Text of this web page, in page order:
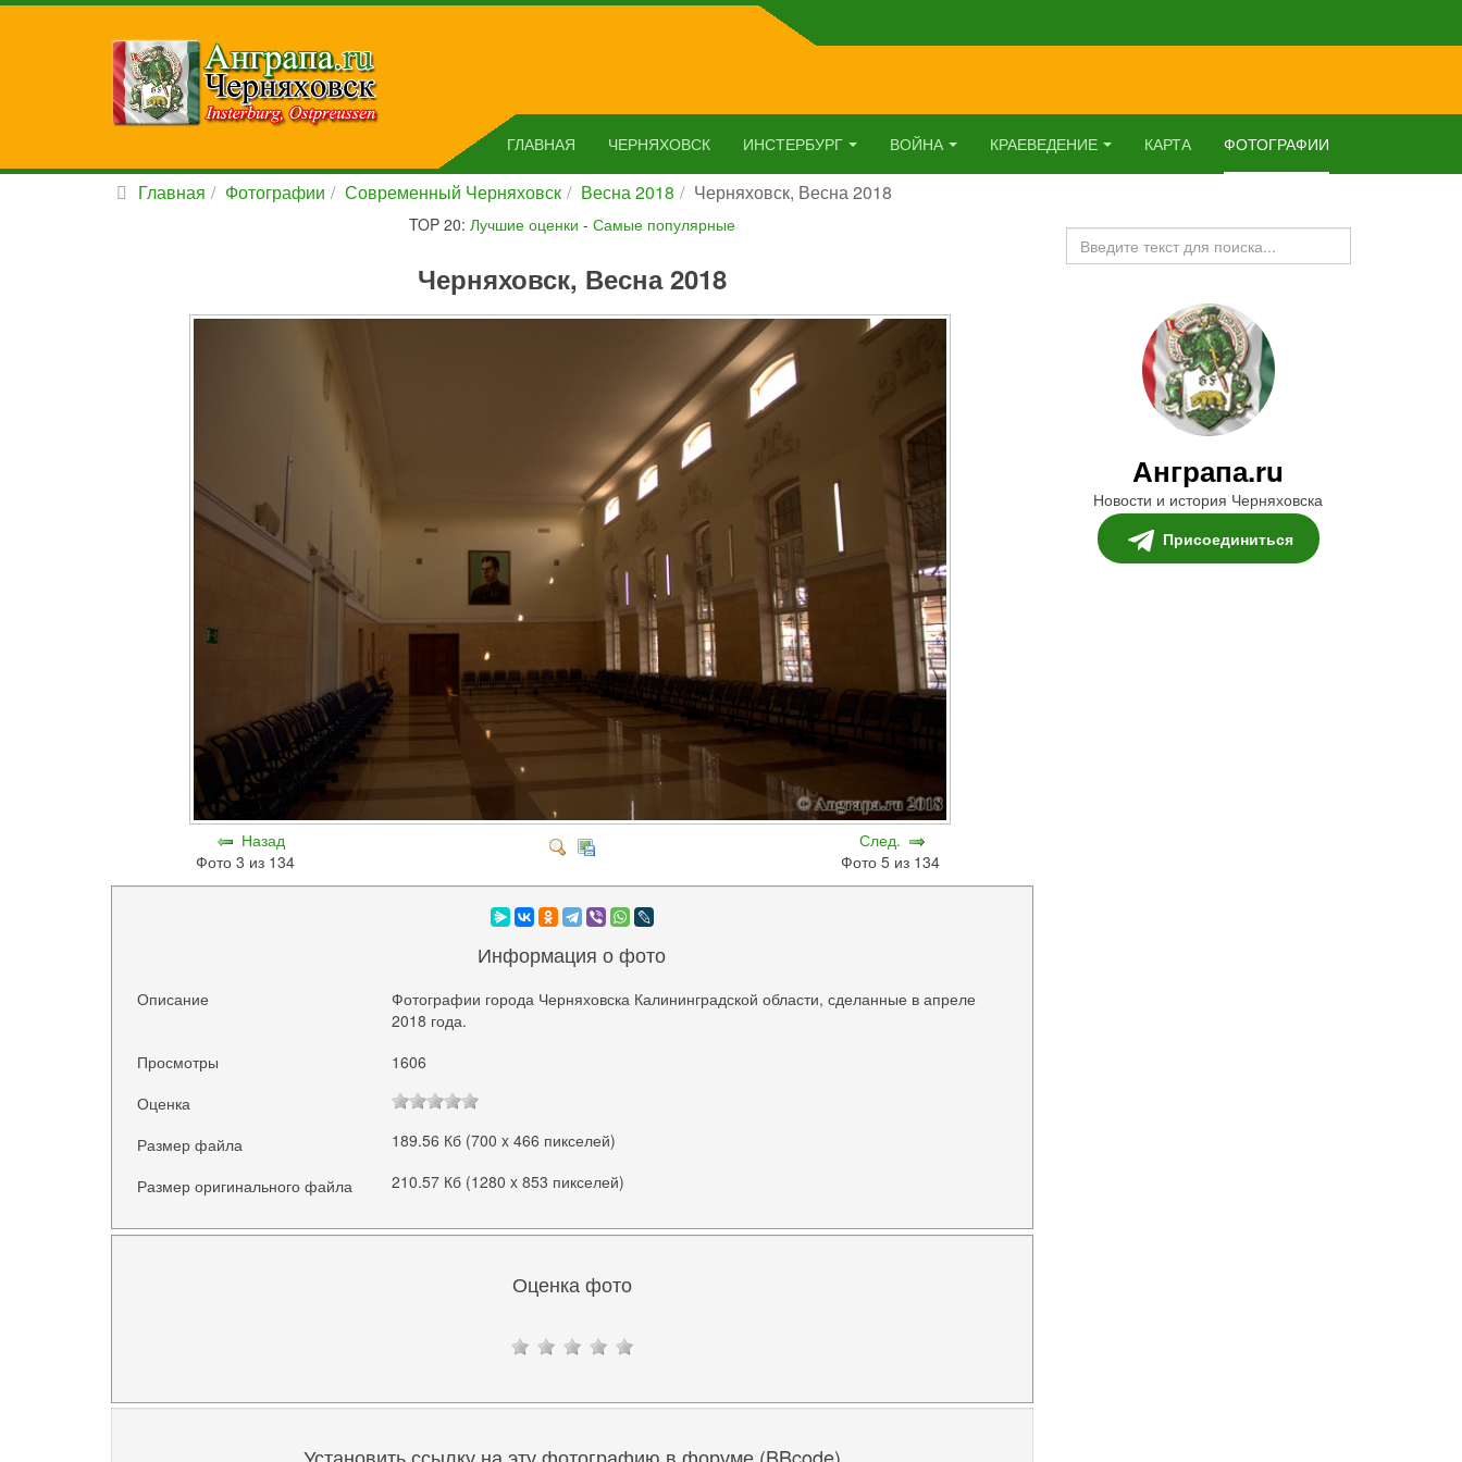
ГЛАВНАЯ ЧЕРНЯХОВСК ИНСТЕРБУРГ ВОЙНА КРАЕВЕДЕНИЕ КАРТА ФОТОГРАФИИ
Главная Фотографии Современный Черняховск Весна 2018 Черняховск, Весна 2018
TOP 20: Лучшие оценки - Самые популярные
Черняховск, Весна 2018
Назад
Фото 3 из 134
След.
Фото 5 из 134
Информация о фото
Описание
Фотографии города Черняховска Калининградской области, сделанные в апреле
2018 года.
Просмотры
1606
Оценка
Размер файла
189.56 Кб (700 x 466 пикселей)
Размер оригинального файла 210.57 Кб (1280 x 853 пикселей)
Оценка фото
Установить ссылку на эту фотографию в форуме (BBcode)
Искать...
Анграпа.ru
Новости и история Черняховска
Присоединиться